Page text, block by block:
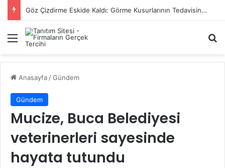
Başiskele Acil Çilingir Hizmeti İçin Doğru Adres Neresi?
Menü
Anasayfa /Gündem
Gündem
Mucize, Buca Belediyesi
veterinerleri sayesinde
hayata tutundu